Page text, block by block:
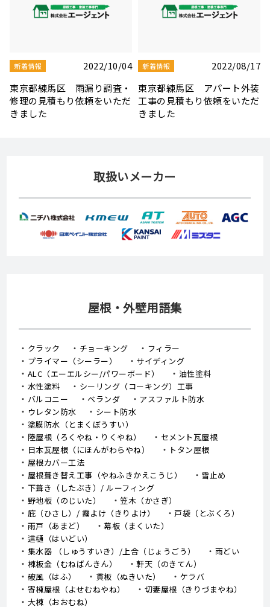
新着情報
2022/07/07
東京都板橋区 屋根・天窓補
修工事の見積もり依頼をいた
だきました
新着情報
2022/07/02
東京都練馬区 屋根・外壁塗
装・ベランダ防水の見積もり
依頼をいただきました
取扱いメーカー
屋根・外壁用語集
クラック チョーキング
フィラー
プライマー（シーラー）
サイディング
ALC（エーエルシー/パワーボード）
油性塗料
水性塗料
シーリング（コーキング）工事
バルコニー
ベランダ
アスファルト防水
ウレタン防水
シート防水
塗膜防水（とまくぼうすい）
陸屋根（ろくやね・りくやね）
セメント瓦屋根
日本瓦屋根（にほんがわらやね）
トタン屋根
屋根カバー工法
屋根葺き替え工事（やねふきかえこうじ）
雪止め
下葺き（したぶき）/ ルーフィング
野地板（のじいた）
笠木（かさぎ）
庇（ひさし）/ 霧よけ（きりよけ）
戸袋（とぶくろ）
雨戸（あまど）
幕板（まくいた）
這樋（はいどい）
集水器 （しゅうすいき）/上合（じょうごう）
雨どい
棟板金（むねばんきん）
軒天（のきてん）
破風（はふ）
貫板（ぬきいた）
ケラバ
寄棟屋根（よせむねやね）
切妻屋根（きりづまやね）
大棟（おおむね）